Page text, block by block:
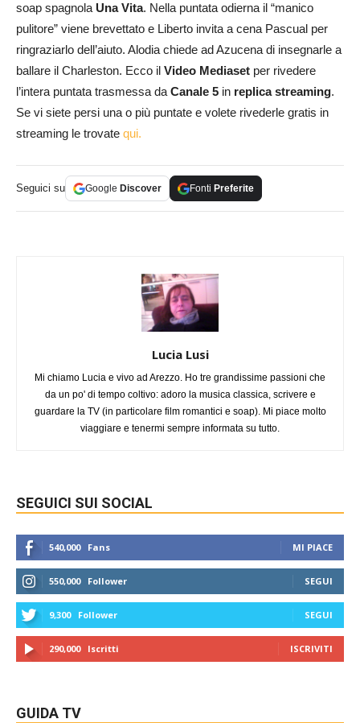
soap spagnola Una Vita. Nella puntata odierna il “manico
pulitore” viene brevettato e Liberto invita a cena Pascual per
ringraziarlo dell’aiuto. Alodia chiede ad Azucena di insegnarle a
ballare il Charleston. Ecco il Video Mediaset per rivedere
l’intera puntata trasmessa daCanale 5 in replica streaming.
Se vi siete persi una o più puntate e volete rivederle gratis in
streaming le trovate qui.
Seguici su Google Discover Fonti Preferite
Lucia Lusi
Mi chiamo Lucia e vivo ad Arezzo. Ho tre grandissime passioni che
da un po' di tempo coltivo: adoro la musica classica, scrivere e
guardare la TV (in particolare film romantici e soap). Mi piace molto
viaggiare e tenermi sempre informata su tutto.
SEGUICI SUI SOCIAL
540,000 Fans MI PIACE
550,000 Follower SEGUI
9,300 Follower SEGUI
290,000 Iscritti ISCRIVITI
GUIDA TV